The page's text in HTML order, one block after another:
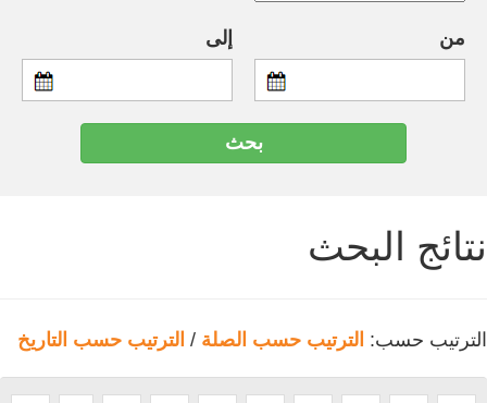
من إلى
نتائج البحث
الترتيب حسب: الترتيب حسب الصلة / الترتيب حسب التاريخ